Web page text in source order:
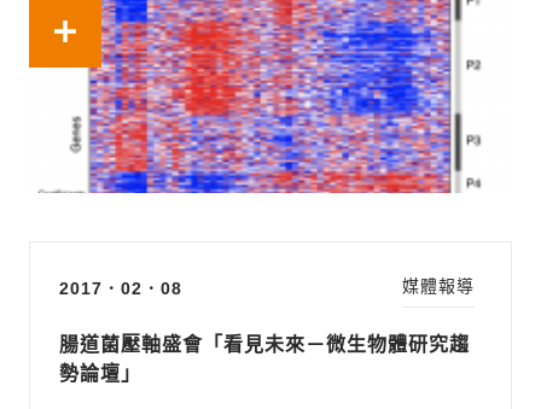
發表Perturb-seq的運用，以單一基因和單一細胞的
解析度，將複雜的細胞調...
2017．02．08
腸道菌壓軸盛會「看見未來－微生物體研究趨
勢論壇」
媒體報導